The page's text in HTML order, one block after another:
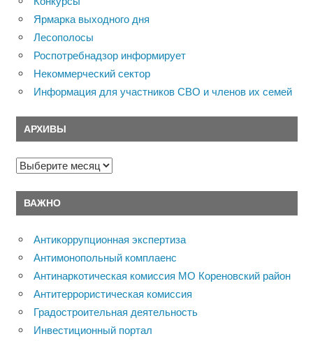
Ярмарка выходного дня
Лесополосы
Роспотребнадзор информирует
Некоммерческий сектор
Информация для участников СВО и членов их семей
АРХИВЫ
Архивы
ВАЖНО
Антикоррупционная экспертиза
Антимонопольный комплаенс
Антинаркотическая комиссия МО Кореновский район
Антитеррористическая комиссия
Градостроительная деятельность
Инвестиционный портал